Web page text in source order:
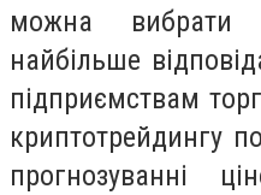
можна вибрати
найбільше
підприємствам
криптотрейдингу
прогнозуванні